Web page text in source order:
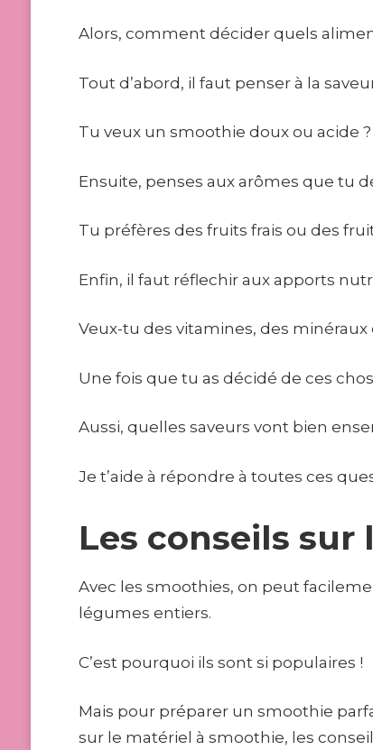
Alors, comment décider quels
Tout d’abord, il faut penser à la
Tu veux un smoothie doux ou acide ?
Ensuite, penses aux arômes que tu
Tu préfères des fruits frais ou des
Enfin, il faut réflechir aux apports
Veux-tu des vitamines, des minéraux
Une fois que tu as décidé de ces
Aussi, quelles saveurs vont bien
Je t’aide à répondre à toutes ces
Les conseils
Avec les smoothies, on peut
légumes entiers.
C’est pourquoi ils sont si populaires !
Mais pour préparer un smoothie
sur le matériel à smoothie, les